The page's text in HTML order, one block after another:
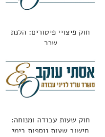
חוק פיצויי פיטורים: הלנת
שכר
חוק שעות עבודה ומנוחה:
חישוב שעות נוספות בימי